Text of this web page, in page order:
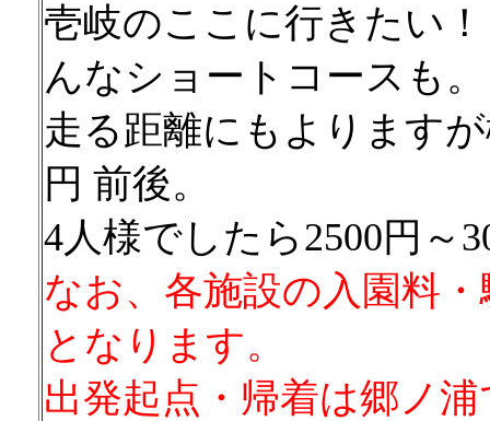
壱岐のここに行きたい
んなショートコースも。
走る距離にもよります
円 前後。
4人様でしたら2500円～
なお、各施設の入園料
となります。
出発起点・帰着は郷ノ